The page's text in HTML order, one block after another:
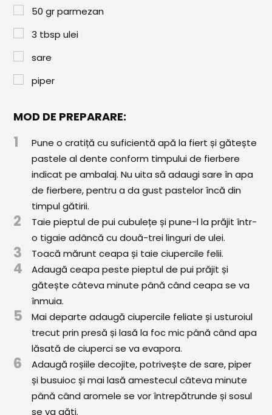
Rețete Vegetariene
Salate
Rețete Video
Comunitatea
Librărie
Adaugă o rețetă
Cum adăugăm o rețetă
Regulament de postare
CONCURS
50 gr parmezan
3 tbsp ulei
sare
piper
MOD DE PREPARARE:
1
Pune o cratiță cu suficientă apă la fiert și gătește
pastele al dente conform timpului de fierbere
indicat pe ambalaj. Nu uita să adaugi sare în apa
de fierbere, pentru a da gust pastelor încă din
timpul gătirii.
2
Taie pieptul de pui cubulețe și pune-l la prăjit într-
o tigaie adâncă cu două-trei linguri de ulei.
3 Toacă mărunt ceapa și taie ciupercile felii.
4
Adaugă ceapa peste pieptul de pui prăjit și
gătește câteva minute până când ceapa se va
înmuia.
5
Mai departe adaugă ciupercile feliate și usturoiul
trecut prin presă și lasă la foc mic până când apa
lăsată de ciuperci se va evapora.
6
Adaugă roșiile decojite, potrivește de sare, piper
și busuioc și mai lasă amestecul câteva minute
până când aromele se vor întrepătrunde și sosul
se va găti.